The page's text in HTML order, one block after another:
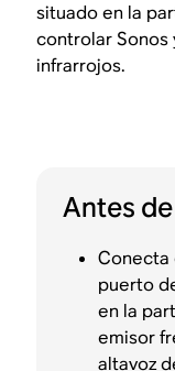
situado en la
controlar
infrarrojos.
Antes
Conecta
puerto
en la
emisor
altavoz